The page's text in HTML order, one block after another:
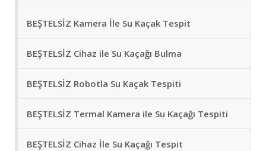
BEŞTELSİZ Kamera İle Su Kaçak Tespit
BEŞTELSİZ Cihaz ile Su Kaçağı Bulma
BEŞTELSİZ Robotla Su Kaçak Tespiti
BEŞTELSİZ Termal Kamera ile Su Kaçağı Tespiti
BEŞTELSİZ Cihaz İle Su Kaçağı Tespit